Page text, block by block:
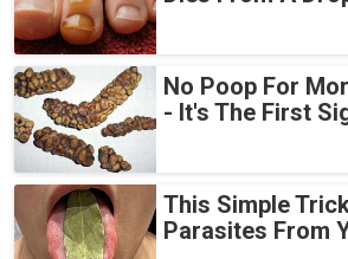
No Poop For
- It's The First
This Simple
Parasites From